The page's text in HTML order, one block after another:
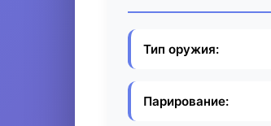
Тип оружия:
Парирование: